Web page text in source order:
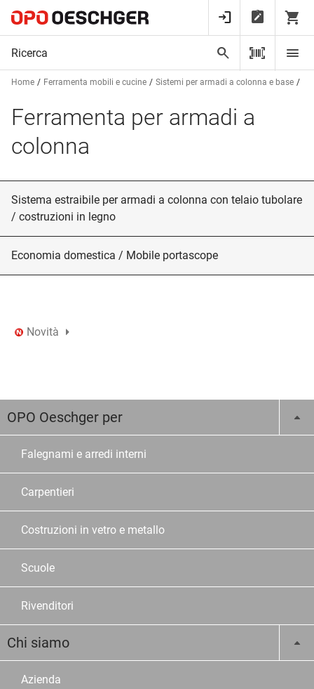
Home Ferramenta mobili e cucine Sistemi per armadi a colonna e base
Ferramenta per armadi a
colonna
Sistema estraibile per armadi a colonna con telaio tubolare
/ costruzioni in legno
Economia domestica / Mobile portascope
Novità
OPO Oeschger per
Falegnami e arredi interni
Carpentieri
Costruzioni in vetro e metallo
Scuole
Rivenditori
Chi siamo
Azienda